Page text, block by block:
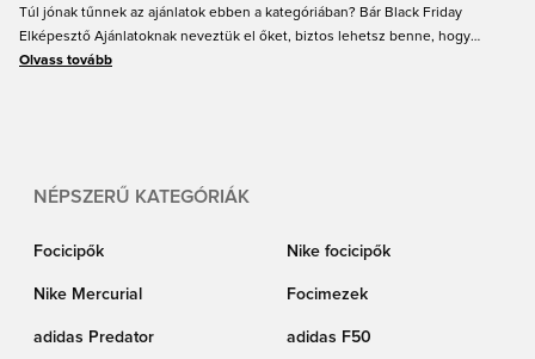
Túl jónak tűnnek az ajánlatok ebben a kategóriában? Bár Black Friday
Elképesztő Ajánlatoknak neveztük el őket, biztos lehetsz benne, hogy
nagyon is valóságosak, és igazi kedvezményeket találsz mindenen, a
Olvass tovább
NÉPSZERŰ KATEGÓRIÁK
Focicipők Nike focicipők
Nike Mercurial Focimezek
adidas Predator adidas F50